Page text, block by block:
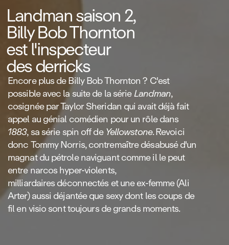
Landman saison 2,
Billy Bob Thornton
est l'inspecteur
des derricks
Encore plus de Billy Bob Thornton ? C'est
possible avec la suite de la sérieLandman,
cosignée par Taylor Sheridan qui avait déjà fait
appel au génial comédien pour un rôle dans
1883, sa série spin off deYellowstone. Revoici
donc Tommy Norris, contremaître désabusé d'un
magnat du pétrole naviguant comme il le peut
entre narcos hyper‑violents,
milliardaires déconnectés et une ex‑femme (Ali
Arter) aussi déjantée que sexy dont les coups de
fil en visio sont toujours de grands moments.